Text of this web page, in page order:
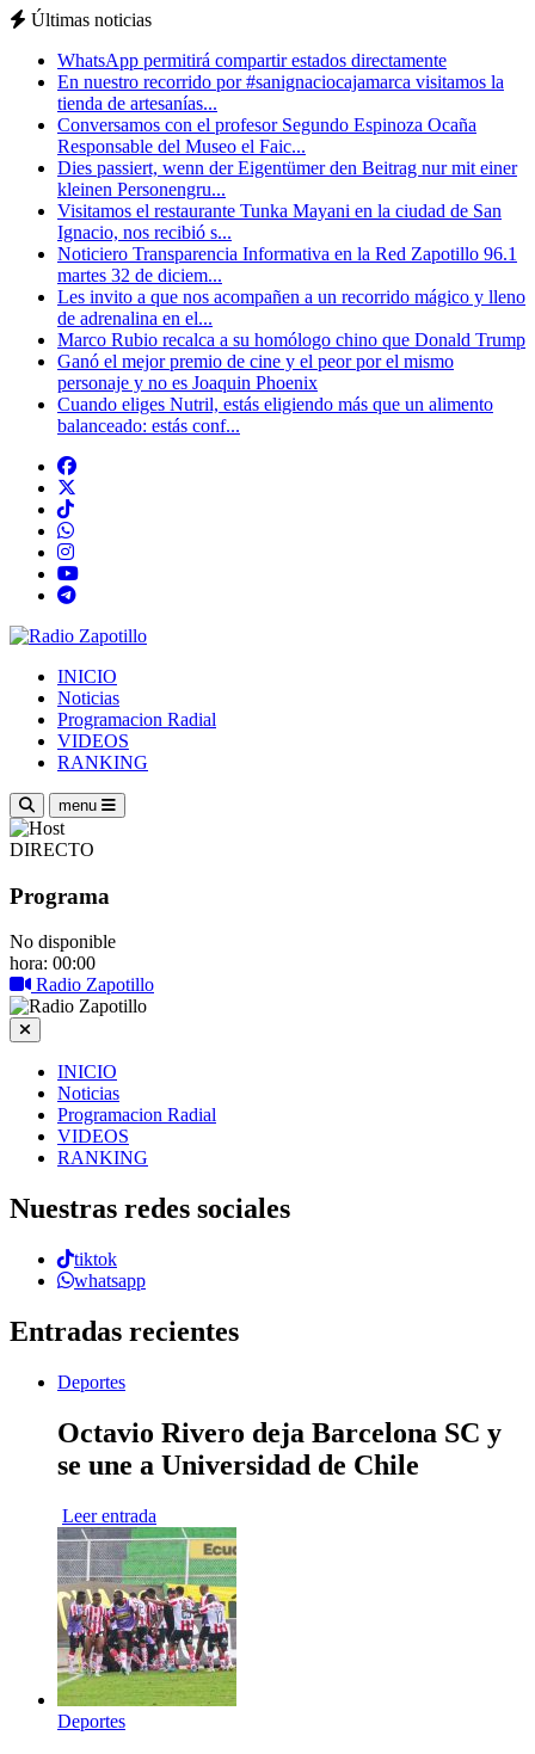
Últimas noticias
WhatsApp permitirá compartir estados directamente
En nuestro recorrido por #sanignaciocajamarca visitamos la
tienda de artesanías...
Conversamos con el profesor Segundo Espinoza Ocaña
Responsable del Museo el Faic...
Dies passiert, wenn der Eigentümer den Beitrag nur mit einer
kleinen Personengru...
Visitamos el restaurante Tunka Mayani en la ciudad de San
Ignacio, nos recibió s...
Noticiero Transparencia Informativa en la Red Zapotillo 96.1
martes 32 de diciem...
Les invito a que nos acompañen a un recorrido mágico y lleno
de adrenalina en el...
Marco Rubio recalca a su homólogo chino que Donald Trump
Ganó el mejor premio de cine y el peor por el mismo
personaje y no es Joaquin Phoenix
Cuando eliges Nutril, estás eligiendo más que un alimento
balanceado: estás conf...
INICIO
Noticias
Programacion Radial
VIDEOS
RANKING
menu
DIRECTO
Programa
No disponible
hora: 00:00
Radio Zapotillo
INICIO
Noticias
Programacion Radial
VIDEOS
RANKING
Nuestras redes sociales
tiktok
whatsapp
Entradas recientes
Deportes
Octavio Rivero deja Barcelona SC y
se une a Universidad de Chile
Leer entrada
Deportes